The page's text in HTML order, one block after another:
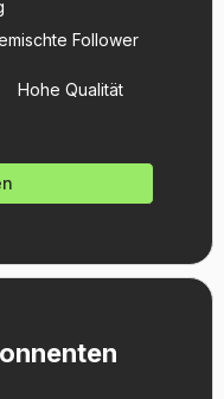
Follower
Hohe Qualität